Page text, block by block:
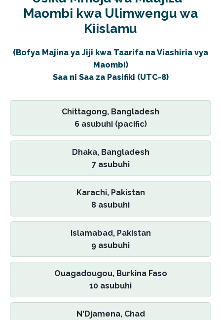
Maombi kwa Ulimwengu wa
Kiislamu
(Bofya Majina ya Jiji kwa Taarifa na Viashiria vya
Maombi)
Saa ni Saa za Pasifiki (UTC-8)
Chittagong, Bangladesh
6 asubuhi (pacific)
Dhaka, Bangladesh
7 asubuhi
Karachi, Pakistan
8 asubuhi
Islamabad, Pakistan
9 asubuhi
Ouagadougou, Burkina Faso
10 asubuhi
N'Djamena, Chad